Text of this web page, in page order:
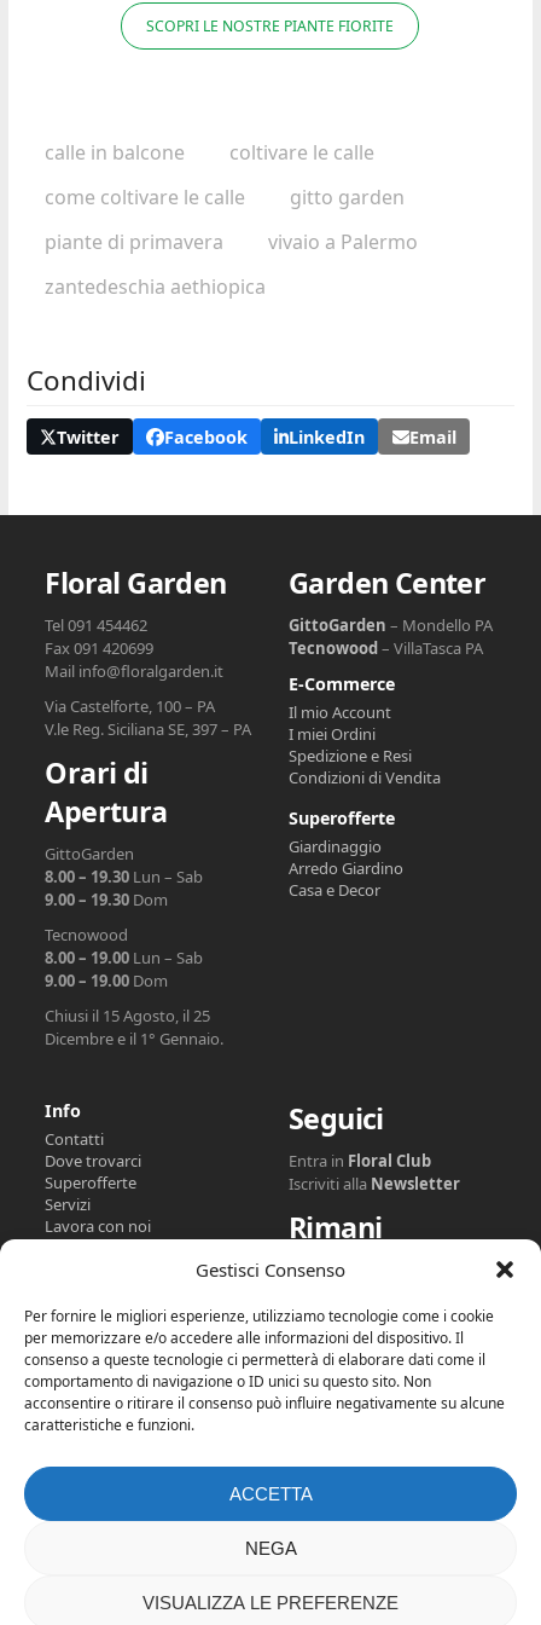
Gestisci Consenso
Per fornire le migliori esperienze, utilizziamo tecnologie come i cookie
per memorizzare e/o accedere alle informazioni del dispositivo. Il
consenso a queste tecnologie ci permetterà di elaborare dati come il
comportamento di navigazione o ID unici su questo sito. Non
acconsentire o ritirare il consenso può influire negativamente su alcune
caratteristiche e funzioni.
ACCETTA
NEGA
VISUALIZZA LE PREFERENZE
SCOPRI LE NOSTRE PIANTE FIORITE
calle in balcone
coltivare le calle
come coltivare le calle
gitto garden
piante di primavera
vivaio a Palermo
zantedeschia aethiopica
Condividi
Twitter Facebook LinkedIn Email
Floral Garden
Tel 091 454462
Fax 091 420699
Mail info@floralgarden.it
Via Castelforte, 100 – PA
V.le Reg. Siciliana SE, 397 – PA
Orari di
Apertura
GittoGarden
8.00 – 19.30 Lun – Sab
9.00 – 19.30 Dom
Tecnowood
8.00 – 19.00 Lun – Sab
9.00 – 19.00 Dom
Chiusi il 15 Agosto, il 25
Dicembre e il 1° Gennaio.
Garden Center
GittoGarden – Mondello PA
Tecnowood – VillaTasca PA
E-Commerce
Il mio Account
I miei Ordini
Spedizione e Resi
Condizioni di Vendita
Superofferte
Giardinaggio
Arredo Giardino
Casa e Decor
Info
Contatti
Dove trovarci
Superofferte
Servizi
Lavora con noi
Seguici
Entra in Floral Club
Iscriviti alla Newsletter
Rimani
Collegato
FacebookInstagram
Tiktok
YouTubeLinkedIn
Parlano di noi